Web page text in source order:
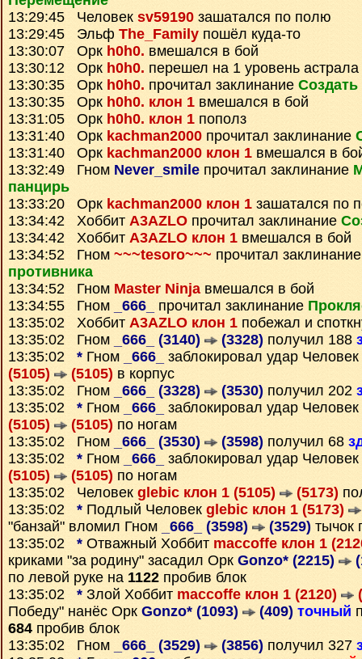
13:29:45 Человек sv59190 зашатался по полю
13:29:45 Эльф The_Family пошёл куда-то
13:30:07 Орк h0h0. вмешался в бой
13:30:12 Орк h0h0. перешел на 1 уровень астрала
13:30:35 Орк h0h0. прочитал заклинание Создать
13:30:35 Орк h0h0. клон 1 вмешался в бой
13:31:05 Орк h0h0. клон 1 пополз
13:31:40 Орк kachman2000 прочитал заклинание
13:31:40 Орк kachman2000 клон 1 вмешался в
13:32:49 Гном Never_smile прочитал заклинание
панцирь
13:33:20 Орк kachman2000 клон 1 зашатался по
13:34:42 Хоббит A3AZLO прочитал заклинание
13:34:42 Хоббит A3AZLO клон 1 вмешался в бой
13:34:52 Гном ~~~tesoro~~~ прочитал
противника
13:34:52 Гном Master Ninjaвмешался в бой
13:34:55 Гном
_666_ прочитал заклинание
13:35:02 Хоббит A3AZLO клон 1 побежал и
13:35:02 Гном
_666_ (3140) (3328) получил 188
13:35:02 * Гном _666_
заблокировал удар Человек
(5105)
(5105) в корпус
13:35:02 Гном
_666_ (3328) (3530) получил 202
13:35:02 * Гном _666_
заблокировал удар Человек
(5105)
(5105) по ногам
13:35:02 Гном
_666_ (3530) (3598) получил 68
13:35:02 * Гном _666_
заблокировал удар Человек
(5105)
(5105) по ногам
13:35:02 Человек glebic клон 1 (5105) (5173)
13:35:02 * Подлый Человек glebic клон 1 (5173)
"банзай" вломил Гном
_666_ (3598) (3529) тычок
13:35:02 * Отважный Хоббит maccoffe клон 1
криками "за родину" засадил Орк Gonzo* (2215)
по левой руке на 1122 пробив блок
13:35:02 * Злой Хоббит maccoffe клон 1 (2120)
Победу" нанёс Орк Gonzo* (1093) (409) точный
684 пробив блок
13:35:02 Гном
_666_ (3529) (3856) получил 327